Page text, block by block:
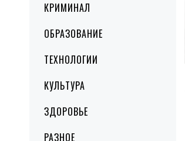
КРИМИНАЛ
ОБРАЗОВАНИЕ
ТЕХНОЛОГИИ
КУЛЬТУРА
ЗДОРОВЬЕ
РАЗНОЕ